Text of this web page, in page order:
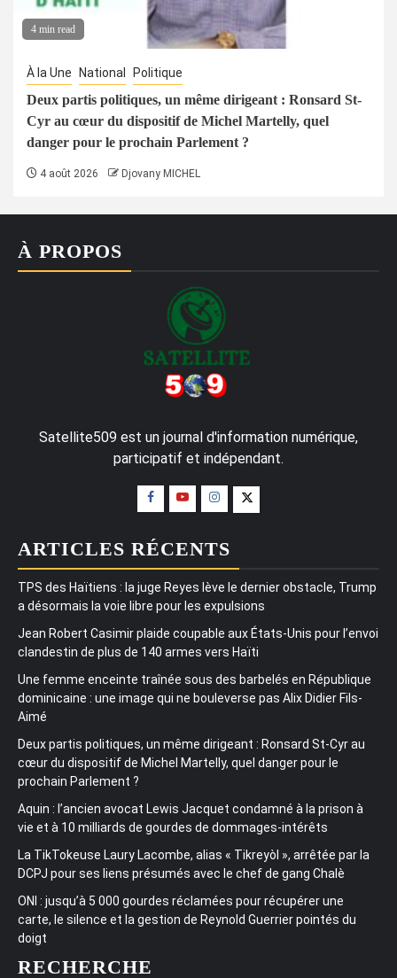
4 min read
À la Une National Politique
Deux partis politiques, un même dirigeant : Ronsard St-
Cyr au cœur du dispositif de Michel Martelly, quel
danger pour le prochain Parlement ?
4 août 2026 Djovany MICHEL
À PROPOS
Satellite509 est un journal d'information numérique,
participatif et indépendant.
ARTICLES RÉCENTS
TPS des Haïtiens : la juge Reyes lève le dernier obstacle, Trump
a désormais la voie libre pour les expulsions
Jean Robert Casimir plaide coupable aux États-Unis pour l’envoi
clandestin de plus de 140 armes vers Haïti
Une femme enceinte traînée sous des barbelés en République
dominicaine : une image qui ne bouleverse pas Alix Didier Fils-
Aimé
Deux partis politiques, un même dirigeant : Ronsard St-Cyr au
cœur du dispositif de Michel Martelly, quel danger pour le
prochain Parlement ?
Aquin : l’ancien avocat Lewis Jacquet condamné à la prison à
vie et à 10 milliards de gourdes de dommages-intérêts
La TikTokeuse Laury Lacombe, alias « Tikreyòl », arrêtée par la
DCPJ pour ses liens présumés avec le chef de gang Chalè
ONI : jusqu’à 5 000 gourdes réclamées pour récupérer une
carte, le silence et la gestion de Reynold Guerrier pointés du
doigt
RECHERCHE